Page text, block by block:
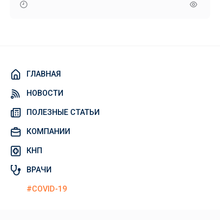
ГЛАВНАЯ
НОВОСТИ
ПОЛЕЗНЫЕ СТАТЬИ
КОМПАНИИ
КНП
ВРАЧИ
#COVID-19